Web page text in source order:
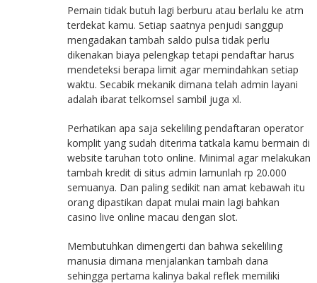
Pemain tidak butuh lagi berburu atau berlalu ke atm
terdekat kamu. Setiap saatnya penjudi sanggup
mengadakan tambah saldo pulsa tidak perlu
dikenakan biaya pelengkap tetapi pendaftar harus
mendeteksi berapa limit agar memindahkan setiap
waktu. Secabik mekanik dimana telah admin layani
adalah ibarat telkomsel sambil juga xl.
Perhatikan apa saja sekeliling pendaftaran operator
komplit yang sudah diterima tatkala kamu bermain di
website taruhan toto online. Minimal agar melakukan
tambah kredit di situs admin lamunlah rp 20.000
semuanya. Dan paling sedikit nan amat kebawah itu
orang dipastikan dapat mulai main lagi bahkan
casino live online macau dengan slot.
Membutuhkan dimengerti dan bahwa sekeliling
manusia dimana menjalankan tambah dana
sehingga pertama kalinya bakal reflek memiliki